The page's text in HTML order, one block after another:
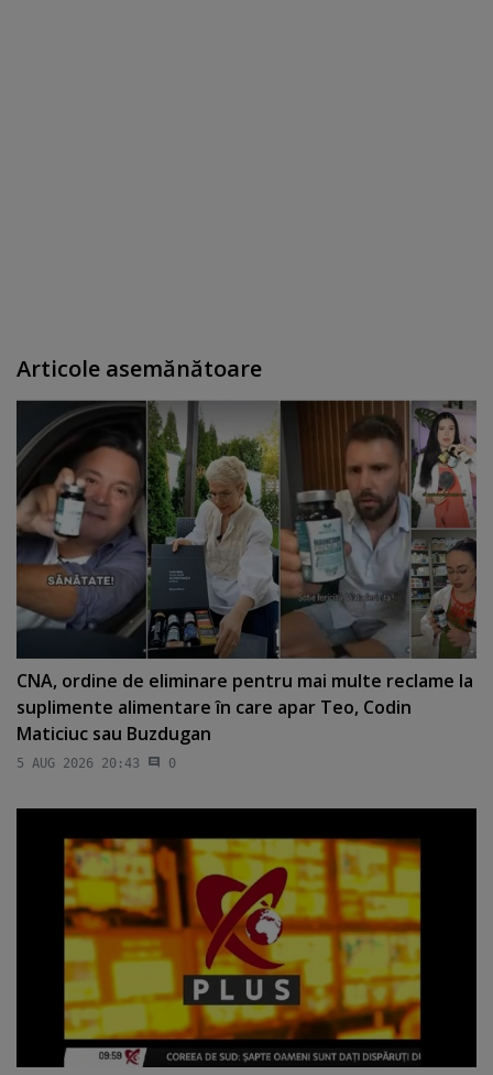
Articole asemănătoare
CNA, ordine de eliminare pentru mai multe reclame la
suplimente alimentare în care apar Teo, Codin
Maticiuc sau Buzdugan
5 AUG 2026 20:43 0